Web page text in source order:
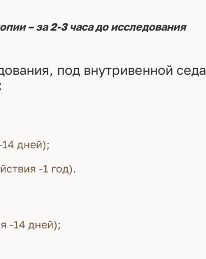
– за 2-3 часа до исследования
под внутривенной
дней);
-1 год).
-14 дней);